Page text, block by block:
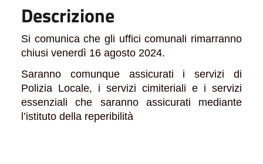
Descrizione
Si comunica che gli uffici comunali rimarranno
chiusi venerdì 16 agosto 2024.
Saranno comunque assicurati i servizi di
Polizia Locale, i servizi cimiteriali e i servizi
essenziali che saranno assicurati mediante
l’istituto della reperibilità